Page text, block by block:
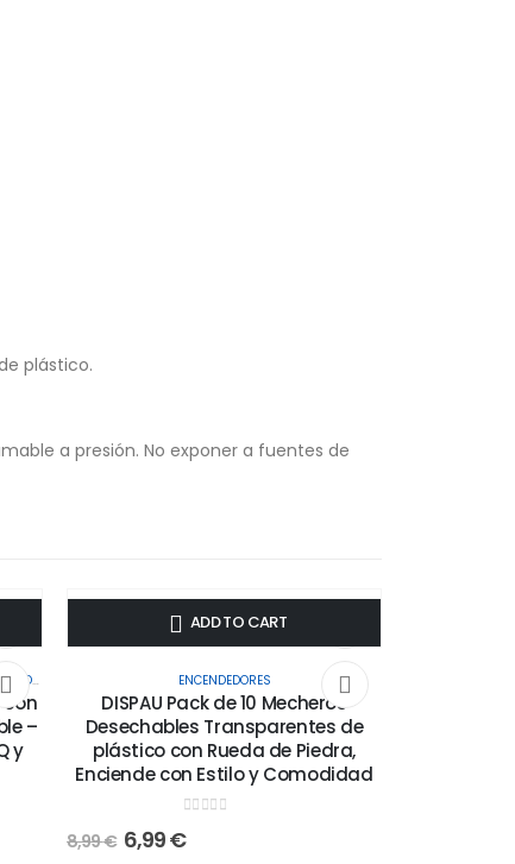
plástico.
a presión. No exponer a fuentes de
, HOME & KITCHEN UTENSILIOS Y ACCESORIOS DE COCINA
con
–
y
ADD TO CART
ENCENDEDORES
DISPAU Pack de 10 Mecheros
Desechables Transparentes de
plástico con Rueda de Piedra,
Enciende con Estilo y Comodidad
8,99€ 6,99€